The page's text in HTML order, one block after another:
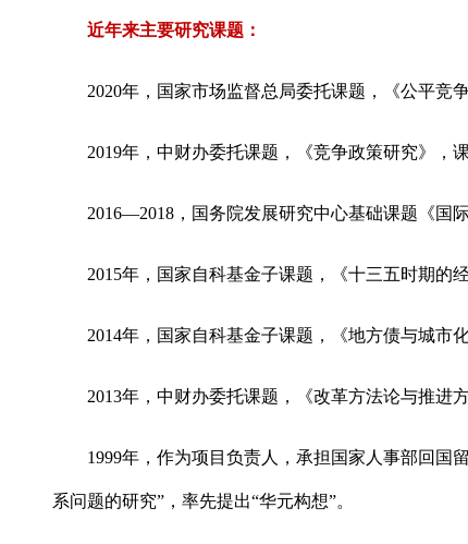
近年来主要研究课题：
2020年，国家市场监督总局委托课题，《公平竞
2019年，中财办委托课题，《竞争政策研究》，
2016—2018，国务院发展研究中心基础课题《国
2015年，国家自科基金子课题，《十三五时期的
2014年，国家自科基金子课题，《地方债与城市
2013年，中财办委托课题，《改革方法论与推进
1999年，作为项目负责人，承担国家人事部回
系问题的研究”，率先提出“华元构想”。